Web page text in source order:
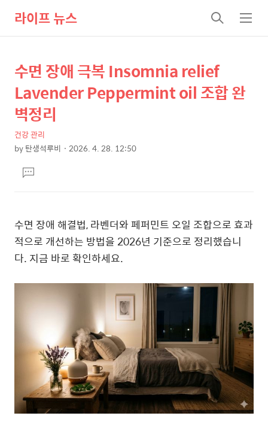
라이프 뉴스
검
색
메
뉴
상
세
컨
텐
츠
본
문
제
목
수면 장애 극복 Insomnia relief
Lavender Peppermint oil 조합 완
벽정리
건강 관리
by탄생석루비 2026. 4. 28. 12:50
문댓
글
수면 장애 해결법, 라벤더와 페퍼민트 오일 조합으로 효과
적으로 개선하는 방법을 2026년 기준으로 정리했습니
다. 지금 바로 확인하세요.